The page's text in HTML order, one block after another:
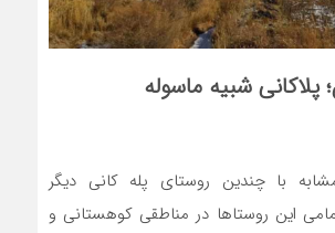
پلاکانی شبیه ماسوله
با چندین روستای پله کانی دیگر
این روستاها در مناطقی کوهستانی و